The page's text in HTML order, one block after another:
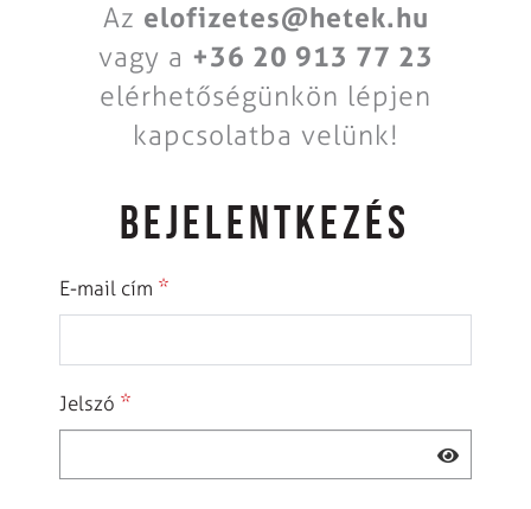
Az elofizetes@hetek.hu
vagy a +36 20 913 77 23
elérhetőségünkön lépjen
kapcsolatba velünk!
BEJELENTKEZÉS
E-mail cím *
Jelszó *